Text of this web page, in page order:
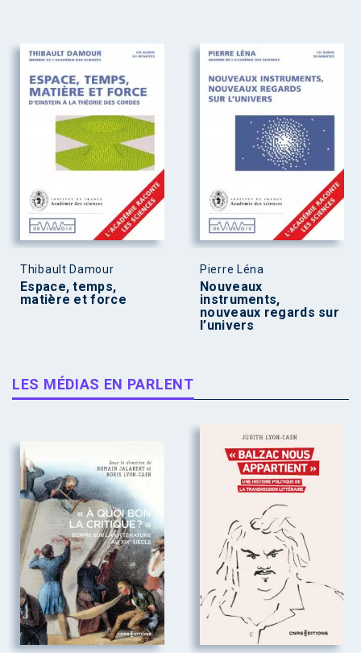
Thibault Damour
Espace, temps,
matière et force
Pierre Léna
Nouveaux
instruments,
nouveaux regards sur
l’univers
LES MÉDIAS EN PARLENT